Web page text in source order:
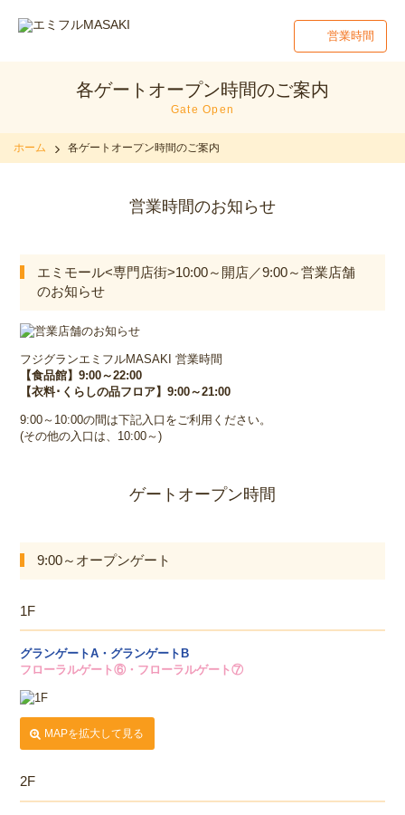
営業時間
各ゲートオープン時間のご案内
Gate Open
ホーム 各ゲートオープン時間のご案内
営業時間のお知らせ
エミモール<専門店街>10:00～開店／9:00～営業店舗
のお知らせ
フジグランエミフルMASAKI 営業時間
【食品館】9:00～22:00
【衣料･くらしの品フロア】9:00～21:00
9:00～10:00の間は下記入口をご利用ください。
(その他の入口は、10:00～)
ゲートオープン時間
9:00～オープンゲート
1F
グランゲートA・グランゲートB
フローラルゲート⑥・フローラルゲート⑦
MAPを拡大して見る
2F